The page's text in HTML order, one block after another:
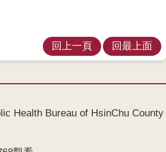
回上一頁 回最上面
Health Bureau of HsinChu County